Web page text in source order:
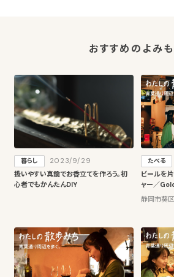
おすすめのよみ
暮らし
2023/9/29
扱いやすい真鍮でお香立てを作ろう。初
心者でもかんたんDIY
たべる
ビールを
ャー／
静岡市葵